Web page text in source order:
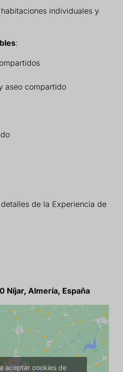
individuales y
:
aseo compartido
de la Experiencia de
Níjar, Almería, España
aceptar cookies de